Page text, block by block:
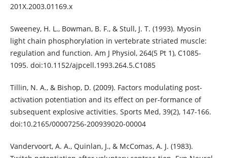
201X.2003.01169.x
Sweeney, H. L., Bowman, B. F., & Stull, J. T. (1993). Myosin
light chain phosphorylation in vertebrate striated muscle:
regulation and function. Am J Physiol, 264(5 Pt 1), C1085-
1095. doi:10.1152/ajpcell.1993.264.5.C1085
Tillin, N. A., & Bishop, D. (2009). Factors modulating post-
activation potentiation and its effect on per-formance of
subsequent explosive activities. Sports Med, 39(2), 147-166.
doi:10.2165/00007256-200939020-00004
Vandervoort, A. A., Quinlan, J., & McComas, A. J. (1983).